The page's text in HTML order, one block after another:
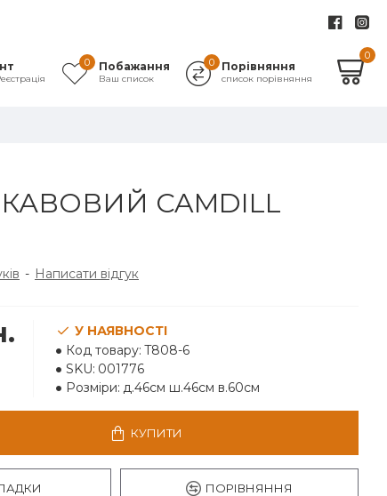
Побажання
Ваш список
0 Порівняння
список порівняння
0
0
CAMDILL
- Написати відгук
У НАЯВНОСТІ
Код товару: T808-6
SKU: 001776
Розміри: д.46см ш.46см в.60см
КУПИТИ
ПОРІВНЯННЯ